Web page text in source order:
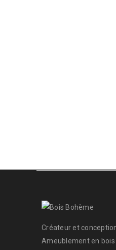
Créateur et
Ameublement en bois